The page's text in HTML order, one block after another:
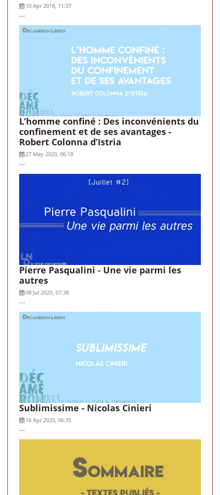
10 Apr 2018, 11:37
...
L’homme confiné : Des inconvénients du
confinement et de ses avantages -
Robert Colonna d’Istria
27 May 2020, 06:18
...
Pierre Pasqualini - Une vie parmi les
autres
08 Jul 2020, 07:38
...
Sublimissime - Nicolas Cinieri
16 Apr 2020, 06:35
...